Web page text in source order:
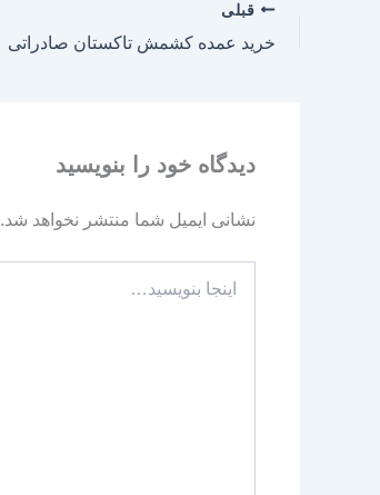
قبلی
خرید عمده کشمش تاکستان صادراتی
دیدگاه‌ خود را بنویسید
نشانی ایمیل شما منتشر نخواهد شد.
بنویسید…